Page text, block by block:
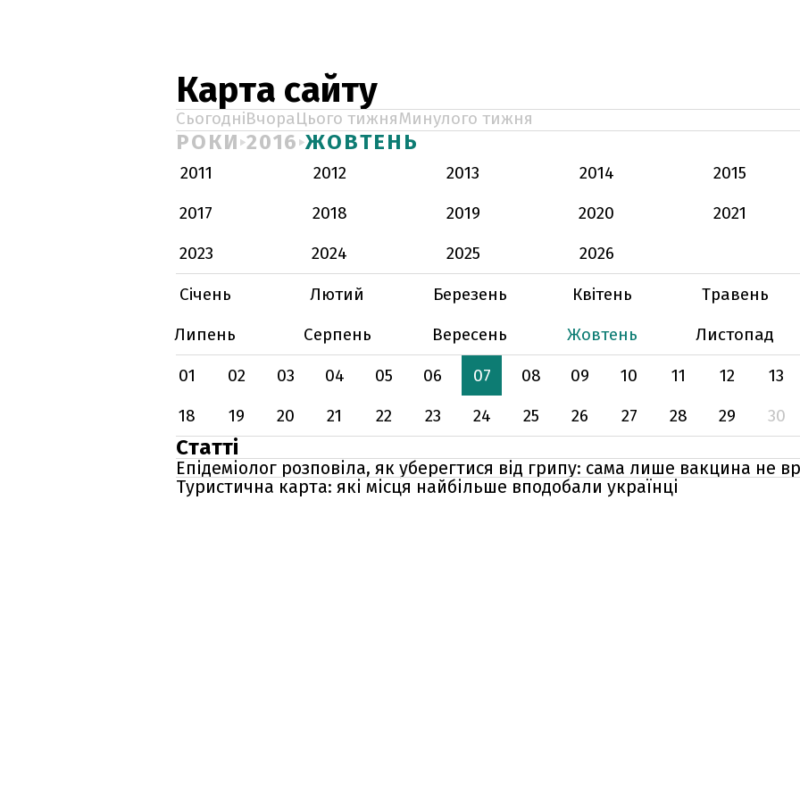
Карта сайту
СьогодніВчораЦього тижняМинулого тижня
РОКИ 2016 ЖОВТЕНЬ
2011 2012 2013 2014 2015
2017
2018 2019 2020 2021
2023
2024 2025
2026
Січень
Лютий Березень Квітень Травень
Липень
Серпень Вересень Жовтень Листопад
01
02 03 04 05 06 07 08 09 10 11 12 13
18
19 20 21 22 23 24 25 26 27 28 29 30
Статті
Епідеміолог розповіла, як уберегтися від грипу: сама лише вакцина не
Туристична карта: які місця найбільше вподобали українці